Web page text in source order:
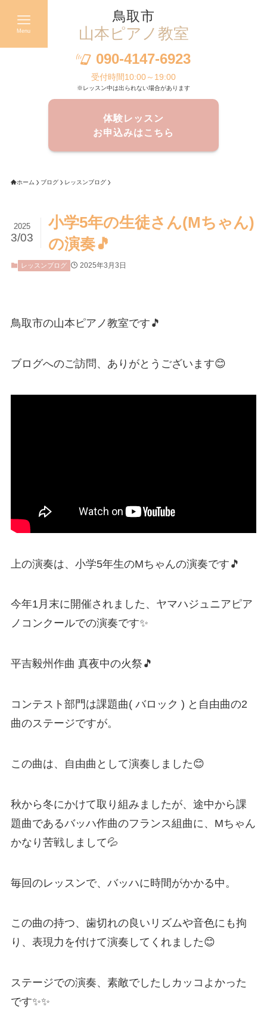
鳥取市
山本ピアノ教室
Menu
090-4147-6923
受付時間10:00～19:00
※レッスン中は出られない場合があります
体験レッスン
お申込みはこちら
ホーム ブログ レッスンブログ
小学5年の生徒さん(Mちゃん)
の演奏🎵
2025
3/03
レッスンブログ 2025年3月3日
鳥取市の山本ピアノ教室です🎵
ブログへのご訪問、ありがとうございます😊
上の演奏は、小学5年生のMちゃんの演奏です🎵
今年1月末に開催されました、ヤマハジュニアピア
ノコンクールでの演奏です✨
平吉毅州作曲 真夜中の火祭🎵
コンテスト部門は課題曲( バロック ) と自由曲の2
曲のステージですが。
この曲は、自由曲として演奏しました😊
秋から冬にかけて取り組みましたが、途中から課
題曲であるバッハ作曲のフランス組曲に、Mちゃん
かなり苦戦しまして💦
毎回のレッスンで、バッハに時間がかかる中。
この曲の持つ、歯切れの良いリズムや音色にも拘
り、表現力を付けて演奏してくれました😊
ステージでの演奏、素敵でしたしカッコよかった
です✨✨